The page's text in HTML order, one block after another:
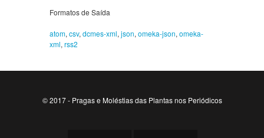
Formatos de Saída
atom, csv, dcmes-xml, json, omeka-json, omeka-
xml, rss2
© 2017 - Pragas e Moléstias das Plantas nos Periódicos